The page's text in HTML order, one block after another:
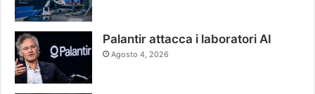
Palantir attacca i laboratori AI
Agosto 4, 2026